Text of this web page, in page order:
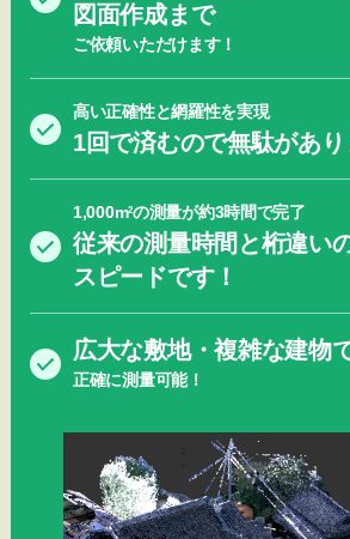
図面作成まで
ご依頼いただけます！
高い正確性と網羅性を実現
1回で済むので無駄があり
1,000m2の測量が約3時間で完了
従来の測量時間と桁違い
スピードです！
広大な敷地・複雑な建物
正確に測量可能！